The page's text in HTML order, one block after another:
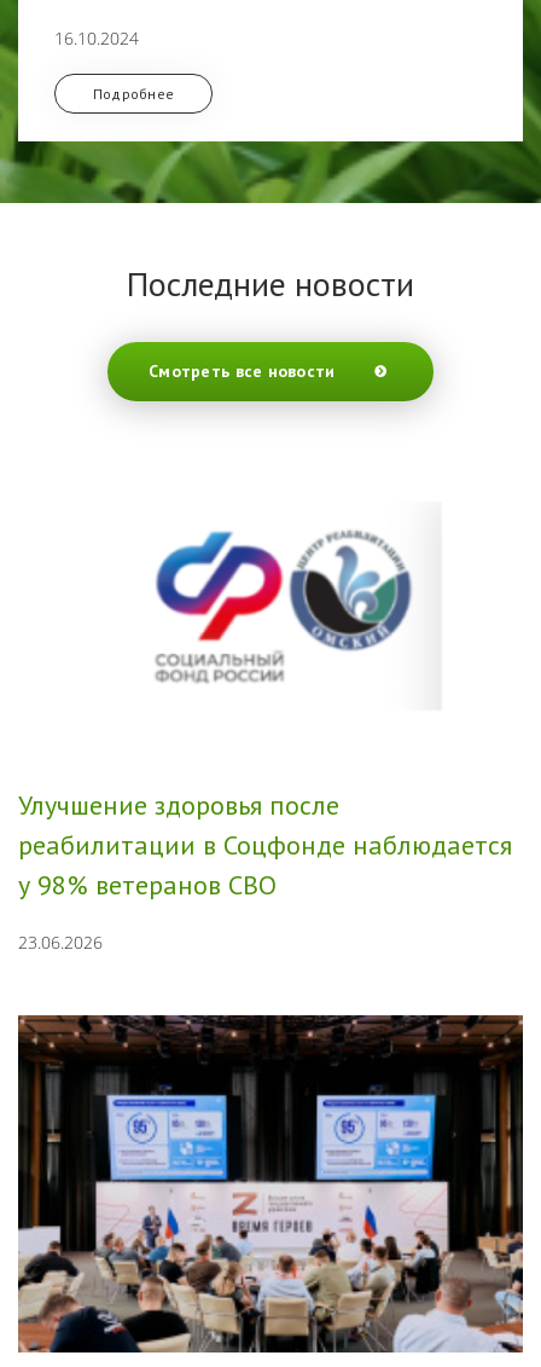
16.10.2024
Подробнее
Последние новости
Смотреть все новости
Улучшение здоровья после
реабилитации в Соцфонде наблюдается
у 98% ветеранов СВО
23.06.2026